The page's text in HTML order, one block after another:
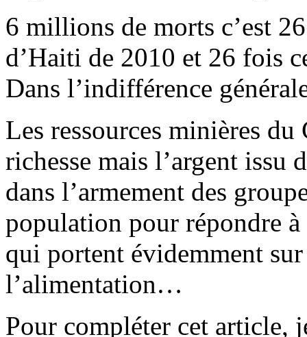
6 millions de morts c’est
d’Haiti de 2010 et 26 fois
Dans l’indifférence
Les ressources minières
richesse mais l’argent issu
dans l’armement des
population pour répondre à
qui portent évidemment
l’alimentation…
Pour compléter cet article,